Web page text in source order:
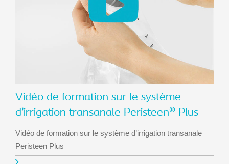
Vidéo de formation sur le système
d’irrigation transanale Peristeen® Plus
Vidéo de formation sur le système d’irrigation transanale
Peristeen Plus